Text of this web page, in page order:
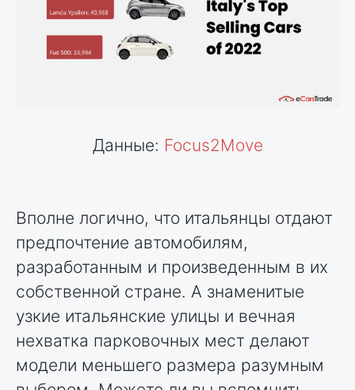
Данные: Focus2Move
Вполне логично, что итальянцы отдают
предпочтение автомобилям,
разработанным и произведенным в их
собственной стране. А знаменитые
узкие итальянские улицы и вечная
нехватка парковочных мест делают
модели меньшего размера разумным